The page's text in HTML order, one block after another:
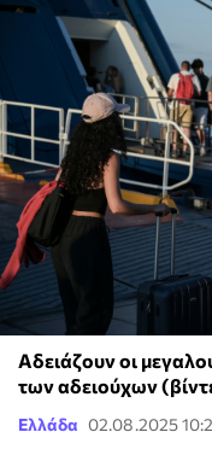
Αδειάζουν οι
των αδειούχων
Ελλάδα 02.08.2025